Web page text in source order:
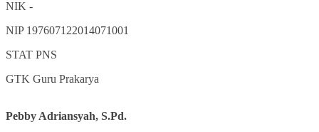
NIK -
NIP 197607122014071001
STAT PNS
GTK Guru Prakarya
Pebby Adriansyah, S.Pd.